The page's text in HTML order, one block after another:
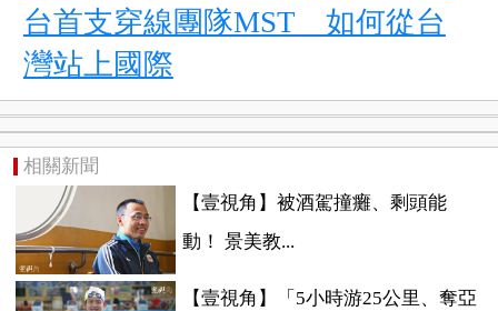
台首支穿線團隊MST 如何從台
灣站上國際
相關新聞
【壹視角】被酒駕撞癱、剩頭能
動！ 景美教...
【壹視角】「5小時游25公里、奪亞